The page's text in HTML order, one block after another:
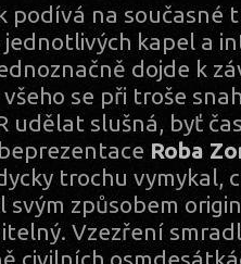
podívá na současné
kapel a
dojde k
se při troše
udělat slušná, byť
Roba
trochu vymykal,
svým způsobem
Vzezření
civilních